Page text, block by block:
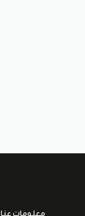
معلومات عنا